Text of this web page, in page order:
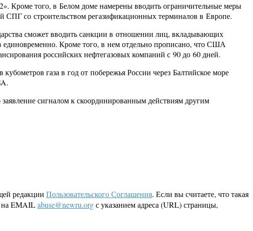
Кроме того, в Белом доме намерены вводить ограничительные меры
СПГ со строительством регазификационных терминалов в Европе.
сможет вводить санкции в отношении лиц, вкладывающих
единовременно. Кроме того, в нем отдельно прописано, что США
российских нефтегазовых компаний с 90 до 60 дней.
газа в год от побережья России через Балтийское море
сигналом к скоординированным действиям другим
редакции Пользовательского Соглашения. Если вы считаете, что такая
на EMAILabuse@newru.orgс указанием адреса (URL) страницы,